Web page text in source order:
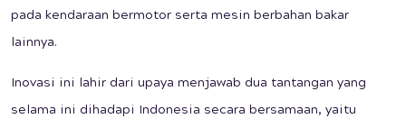
pada kendaraan bermotor serta mesin berbahan bakar
lainnya.
Inovasi ini lahir dari upaya menjawab dua tantangan yang
selama ini dihadapi Indonesia secara bersamaan, yaitu